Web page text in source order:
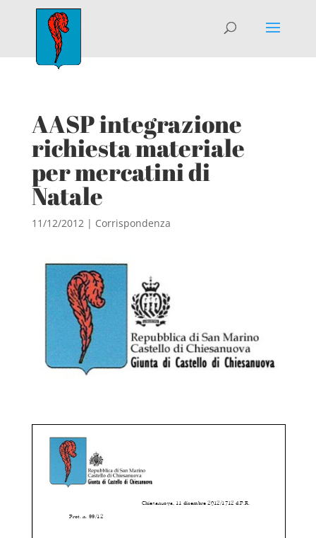
AASP integrazione
richiesta materiale
per mercatini di
Natale
11/12/2012| Corrispondenza